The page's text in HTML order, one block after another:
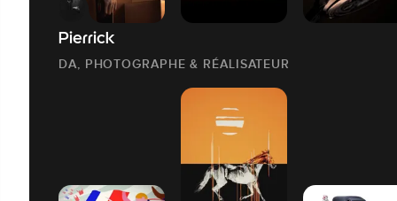
Pierrick
DA, PHOTOGRAPHE & RÉALISATEUR